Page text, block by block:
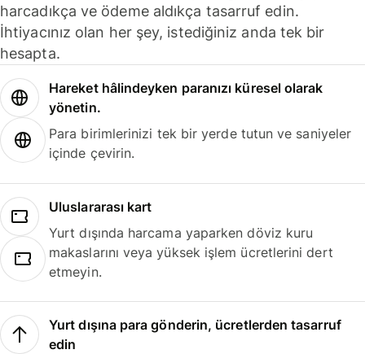
harcadıkça ve ödeme aldıkça tasarruf edin.
İhtiyacınız olan her şey, istediğiniz anda tek bir
hesapta.
Hareket hâlindeyken paranızı küresel olarak
yönetin.
Para birimlerinizi tek bir yerde tutun ve saniyeler
içinde çevirin.
Uluslararası kart
Yurt dışında harcama yaparken döviz kuru
makaslarını veya yüksek işlem ücretlerini dert
etmeyin.
Yurt dışına para gönderin, ücretlerden tasarruf
edin